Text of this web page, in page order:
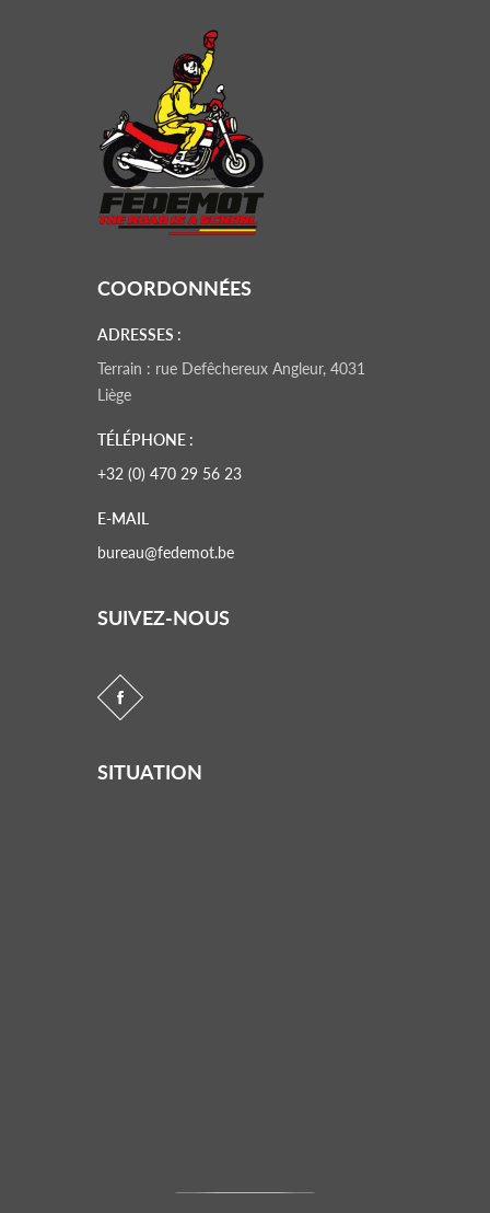
COORDONNÉES
ADRESSES :
Terrain : rue Defêchereux Angleur, 4031
Liège
TÉLÉPHONE :
+32 (0) 470 29 56 23
E-MAIL
bureau@fedemot.be
SUIVEZ-NOUS
SITUATION